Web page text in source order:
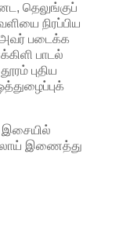
தெலுங்குப்
நிரப்பிய
அவர் படைக்க
பாடல்
புதிய
இணைத்து